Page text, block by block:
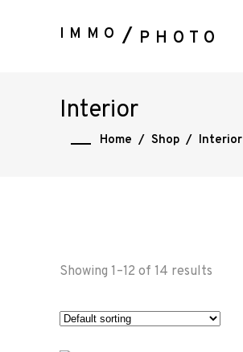
IMMO PHOTO
Interior
Home / Shop / Interior
Showing 1–12 of 14 results